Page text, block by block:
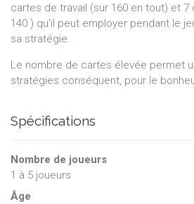
cartes de travail (sur 160 en tout) et
140 ) qu'il peut employer pendant le
sa stratégie.
Le nombre de cartes élevée permet
stratégies conséquent, pour le
Spécifications
Nombre de joueurs
1 à 5 joueurs
Âge